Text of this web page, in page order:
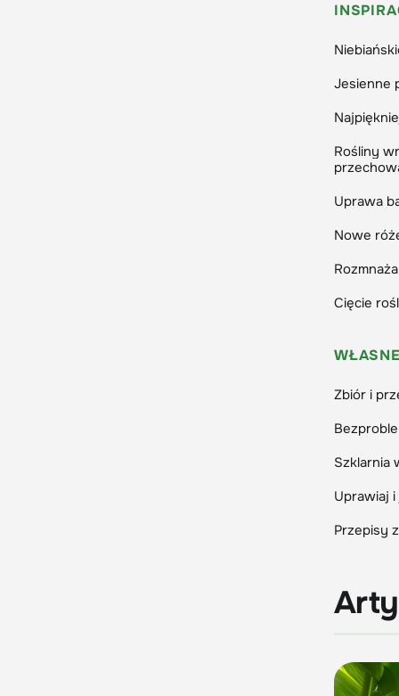
Jesienne
Rośliny
Uprawa
Nowe
Cięcie
Zbiór i
Szklarnia
Uprawiaj
Przepisy